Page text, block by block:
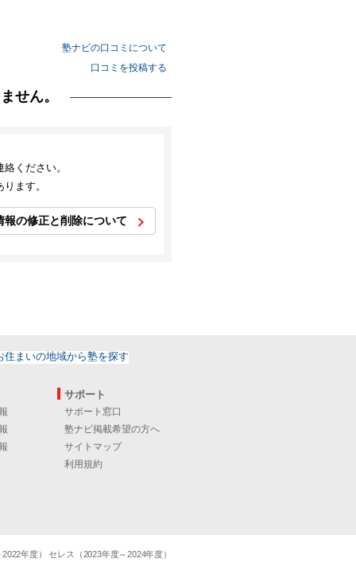
塾ナビの口コミについて
口コミを投稿する
せん。
ください。
ます。
報の修正と削除について
サポート
サポート窓口
塾ナビ掲載希望の方へ
サイトマップ
利用規約
年度） セレス（2023年度～2024年度）